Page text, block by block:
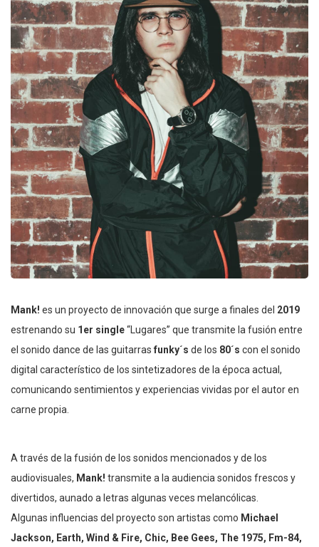
Mank! es un proyecto de innovación que surge a finales del 2019
estrenando su 1er single“Lugares” que transmite la fusión entre
el sonido dance de las guitarras funky´s de los 80´s con el sonido
digital característico de los sintetizadores de la época actual,
comunicando sentimientos y experiencias vividas por el autor en
carne propia.
A través de la fusión de los sonidos mencionados y de los
audiovisuales, Mank! transmite a la audiencia sonidos frescos y
divertidos, aunado a letras algunas veces melancólicas.
Algunas influencias del proyecto son artistas como Michael
Jackson, Earth, Wind & Fire, Chic, Bee Gees, The 1975, Fm-84,